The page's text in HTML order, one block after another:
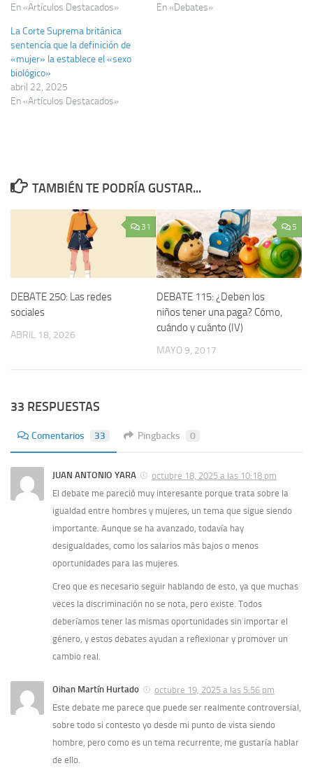
En «Artículos Destacados»
En «Debates»
La Corte Suprema británica
sentencia que la definición de
«mujer» la establece el «sexo
biológico»
abril 22, 2025
En «Artículos Destacados»
TAMBIÉN TE PODRÍA GUSTAR...
31
DEBATE 250: Las redes
sociales
ABRIL 18, 2026
5
DEBATE 115: ¿Deben los
niños tener una paga? Cómo,
cuándo y cuánto (IV)
MAYO 9, 2017
33 RESPUESTAS
Comentarios 33 Pingbacks 0
JUAN ANTONIO YARA
octubre 18, 2025 a las 10:18 pm
El debate me pareció muy interesante porque trata sobre la
igualdad entre hombres y mujeres, un tema que sigue siendo
importante. Aunque se ha avanzado, todavía hay
desigualdades, como los salarios más bajos o menos
oportunidades para las mujeres.
Creo que es necesario seguir hablando de esto, ya que muchas
veces la discriminación no se nota, pero existe. Todos
deberíamos tener las mismas oportunidades sin importar el
género, y estos debates ayudan a reflexionar y promover un
cambio real.
Oihan Martín Hurtado
octubre 19, 2025 a las 5:56 pm
Este debate me parece que puede ser realmente controversial,
sobre todo si contesto yo desde mi punto de vista siendo
hombre, pero como es un tema recurrente, me gustaría hablar
de ello.